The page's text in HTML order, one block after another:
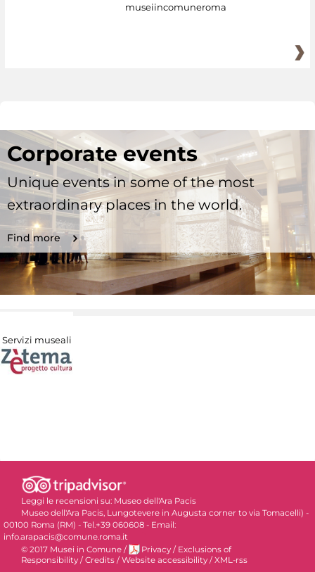
museiincomuneroma
Corporate events
Unique events in some of the most
extraordinary places in the world.
Find more
Servizi museali
Leggi le recensioni su: Museo dell'Ara Pacis
Museo dell'Ara Pacis, Lungotevere in Augusta corner to via Tomacelli) -
00100 Roma (RM) - Tel.+39 060608 - Email:
info.arapacis@comune.roma.it
© 2017 Musei in Comune / Privacy / Exclusions of
Responsibility / Credits / Website accessibility / XML-rss